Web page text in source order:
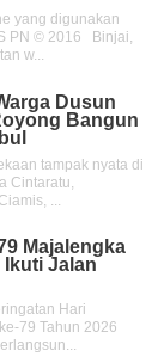
yang digunakan
PN © 2016 Binjai,
w...
Dusun
Bangun
tampak nyata di
Cintaratu,
...
Majalengka
Ikuti Jalan
Hari
79 Tahun 2026